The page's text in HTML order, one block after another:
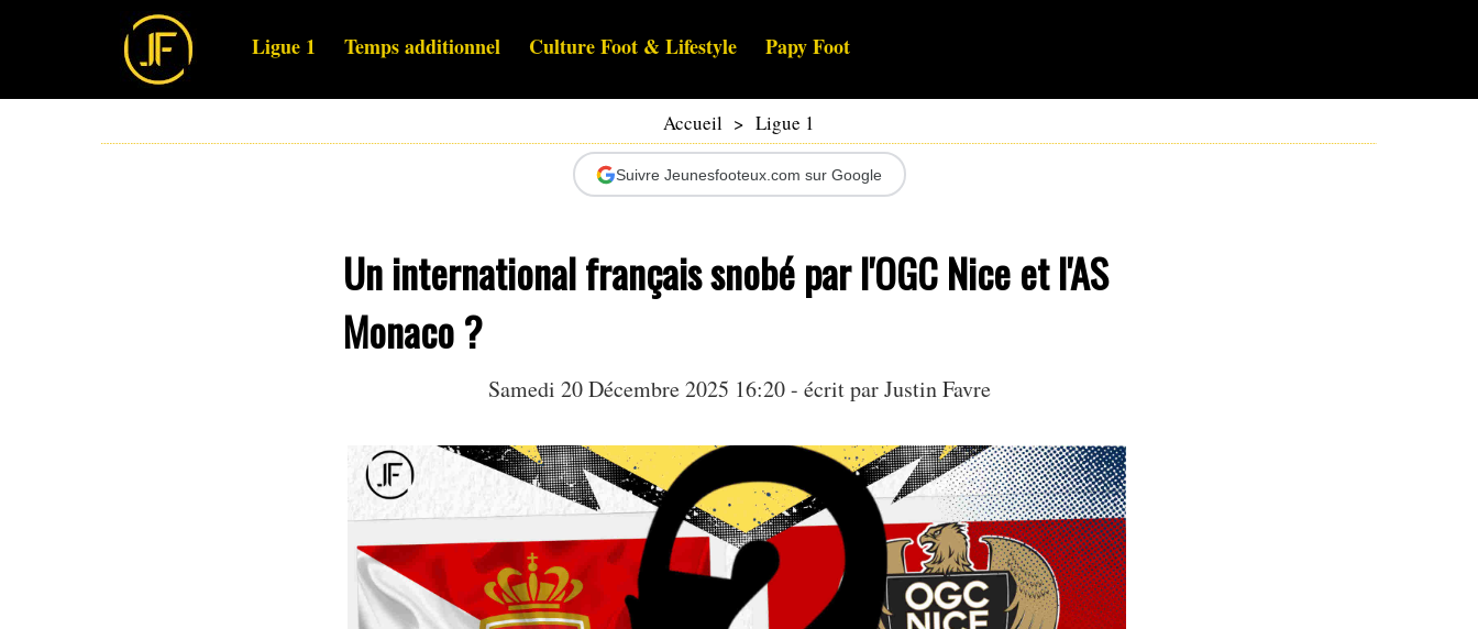
Ligue 1 Temps additionnel Culture Foot & Lifestyle Papy Foot
Accueil > Ligue 1
Suivre Jeunesfooteux.com sur Google
Un international français snobé par l'OGC Nice et l'AS
Monaco ?
Samedi 20 Décembre 2025 16:20 - écrit parJustin Favre